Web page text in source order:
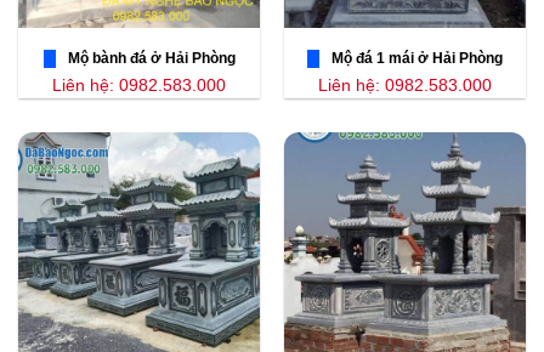
Mộ bành đá ở Hải Phòng
Liên hệ: 0982.583.000
Mộ đá 1 mái ở Hải Phòng
Liên hệ: 0982.583.000